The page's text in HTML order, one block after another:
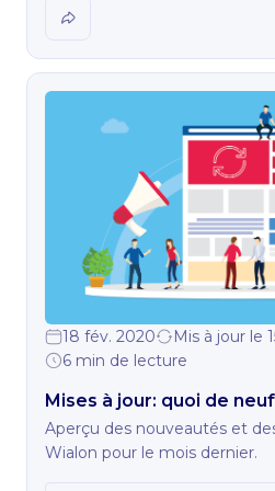
18 fév. 2020
Mis à jour le
6 min de lecture
Mises à jour: quoi de
Aperçu des nouveautés et
Wialon pour le mois dernier.